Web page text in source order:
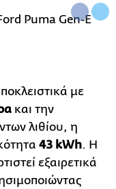
με
και την
λιθίου, η
43 kWh. Η
εξαιρετικά